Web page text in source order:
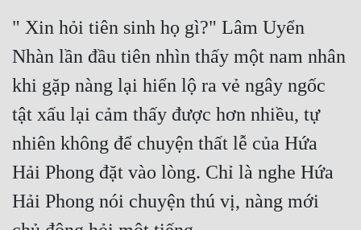
" Xin hỏi tiên sinh họ gì?" Lâm Uyển
Nhàn lần đầu tiên nhìn thấy một nam nhân
khi gặp nàng lại hiển lộ ra vẻ ngây ngốc
tật xấu lại cảm thấy được hơn nhiều, tự
nhiên không để chuyện thất lễ của Hứa
Hải Phong đặt vào lòng. Chỉ là nghe Hứa
Hải Phong nói chuyện thú vị, nàng mới